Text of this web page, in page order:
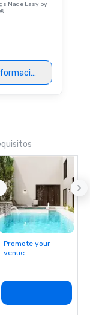
Made Easy by
Promote your
venue